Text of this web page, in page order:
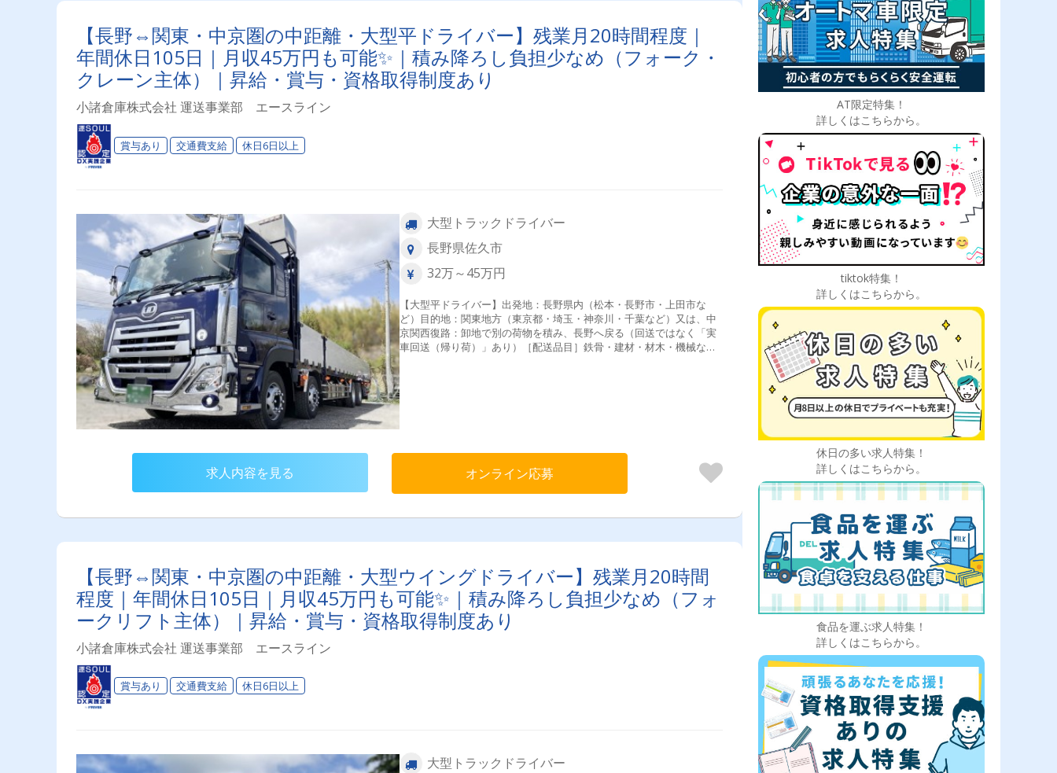
【長野⇔関東・中京圏の中距離・大型平ドライバー】残業月20時間程度｜
年間休日105日｜月収45万円も可能✨｜積み降ろし負担少なめ（フォーク・
クレーン主体）｜昇給・賞与・資格取得制度あり
小諸倉庫株式会社 運送事業部 エースライン
賞与あり 交通費支給 休日6日以上
大型トラックドライバー
長野県佐久市
32万～45万円
【大型平ドライバー】出発地：長野県内（松本・長野市・上田市な
ど）目的地：関東地方（東京都・埼玉・神奈川・千葉など）又は、中
京関西復路：卸地で別の荷物を積み、長野へ戻る（回送ではなく「実
車回送（帰り荷）」あり）［配送品目］鉄骨・建材・材木・機械など
［配送距離］中距離関東方面（東京・横浜・千葉）・北関東・中京方
面（名古屋）［件数］1件/日［積み降ろし方法］パレット・フォー
ク・クレーン
求人内容を見る オンライン応募
【長野⇔関東・中京圏の中距離・大型ウイングドライバー】残業月20時間
程度｜年間休日105日｜月収45万円も可能✨｜積み降ろし負担少なめ（フォ
ークリフト主体）｜昇給・賞与・資格取得制度あり
小諸倉庫株式会社 運送事業部 エースライン
賞与あり 交通費支給 休日6日以上
大型トラックドライバー
AT限定特集！
詳しくはこちらから。
tiktok特集！
詳しくはこちらから。
休日の多い求人特集！
詳しくはこちらから。
食品を運ぶ求人特集！
詳しくはこちらから。